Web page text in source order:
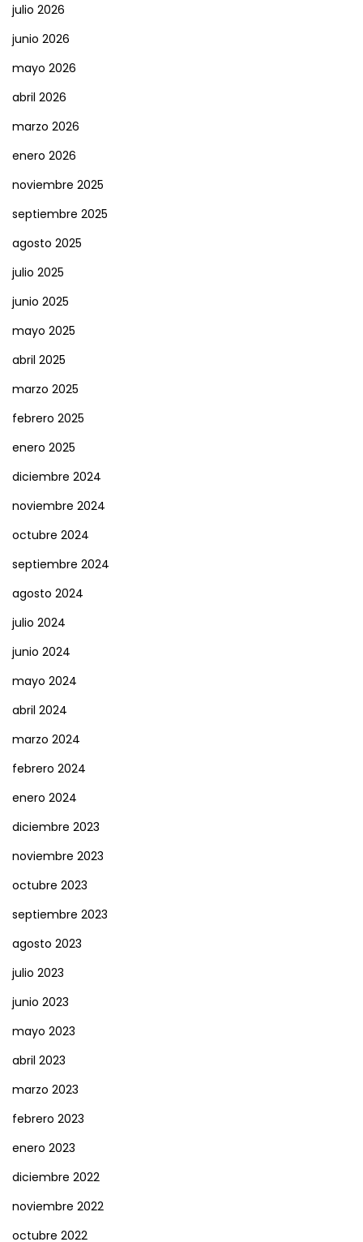
julio 2026
junio 2026
mayo 2026
abril 2026
marzo 2026
enero 2026
noviembre 2025
septiembre 2025
agosto 2025
julio 2025
junio 2025
mayo 2025
abril 2025
marzo 2025
febrero 2025
enero 2025
diciembre 2024
noviembre 2024
octubre 2024
septiembre 2024
agosto 2024
julio 2024
junio 2024
mayo 2024
abril 2024
marzo 2024
febrero 2024
enero 2024
diciembre 2023
noviembre 2023
octubre 2023
septiembre 2023
agosto 2023
julio 2023
junio 2023
mayo 2023
abril 2023
marzo 2023
febrero 2023
enero 2023
diciembre 2022
noviembre 2022
octubre 2022